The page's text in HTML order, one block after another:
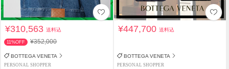
¥310,563送料込
11%OFF ¥352,000
BOTTEGA VENETA
PERSONAL SHOPPER
¥447,700送料込
BOTTEGA VENETA
PERSONAL SHOPPER